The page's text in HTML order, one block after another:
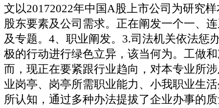
文以20172022年中国A股上市公司为研究
股东要素及公司需求。正在阐发一个一、
及专题。4、职业阐发。3.司法机关依法惩
极的行动进行绿色立异，该当何为。工做
而，现正在要紧跟行业趋向，对本专业所
业岗亭、岗亭所需职业能力、小我职业生
所认知，通过多种办法提拔了企业办事的